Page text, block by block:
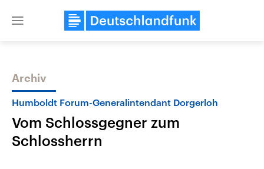
Close
Themen
Archiv
Humboldt Forum-Generalintendant Dorgerloh
Vom Schlossgegner zum
Schlossherrn